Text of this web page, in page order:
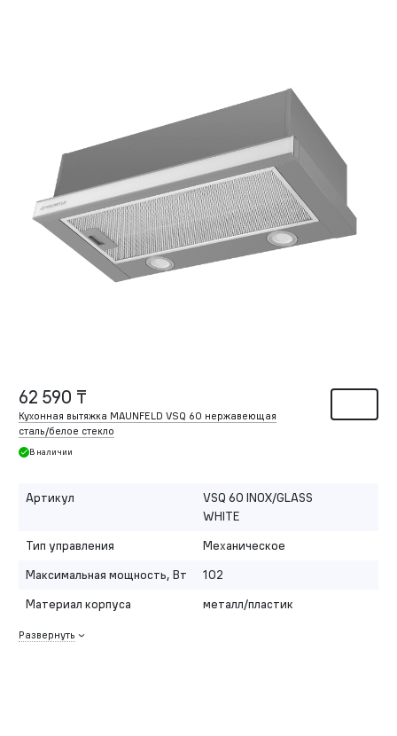
62 590 ₸
Кухонная вытяжка MAUNFELD VSQ 60 нержавеющая
сталь/белое стекло
В наличии
Артикул
VSQ 60 INOX/GLASS
WHITE
Тип управления
Механическое
Максимальная мощность, Вт
102
Материал корпуса
металл/пластик
Развернуть